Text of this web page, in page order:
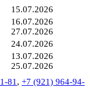
15.07.2026
16.07.2026
27.07.2026
24.07.2026
13.07.2026
25.07.2026
81, +7 (921) 964-94-